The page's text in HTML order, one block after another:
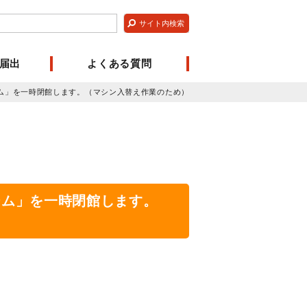
出 よくある質問
を一時閉館します。（マシン入替え作業のため）
」を一時閉館します。